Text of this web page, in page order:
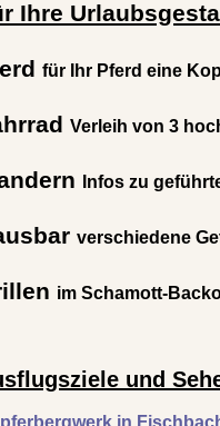
Ihre
für Ihr Pferd eine
Verleih von 3
Infos zu
verschiedene
im Schamott-
und
in